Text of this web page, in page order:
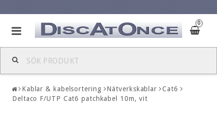
0
Kablar & kabelsortering Nätverkskablar
Cat6
Deltaco F/UTP Cat6 patchkabel 10m, vit